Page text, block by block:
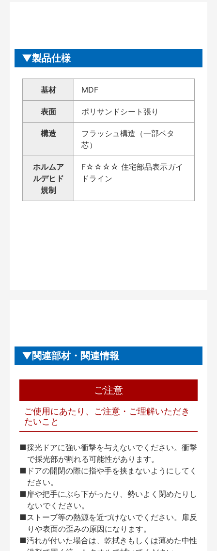
製品仕様
基材 MDF
表面 ポリサンドシート張り
構造
フラッシュ構造（一部ベタ
芯）
ホルムア
ルデヒド
規制
F☆☆☆☆ 住宅部品表示ガイ
ドライン
関連部材・関連情報
ご注意
ご使用にあたり、ご注意・ご理解いただき
たいこと
■採光ドアに強い衝撃を与えないでください。衝撃
で採光部が割れる可能性があります。
■ドアの開閉の際に指や手を挟まないようにしてく
ださい。
■扉や把手にぶら下がったり、勢いよく閉めたりし
ないでください。
■ストーブ等の熱源を近づけないでください。扉反
りや表面の歪みの原因になります。
■汚れが付いた場合は、乾拭きもしくは薄めた中性